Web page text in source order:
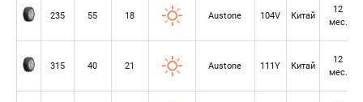
235 55 18 Austone 104V Китай
12
мес.
315 40 21 Austone 111Y Китай
12
мес.